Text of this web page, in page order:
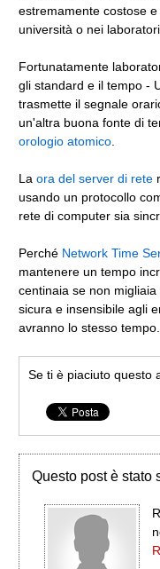
estremamente costose
università o nei
Fortunatamente
gli standard e il tempo -
trasmette il segnale
un'altra buona fonte di
orologio atomico
La ora del server di rete
usando un protocollo
rete di computer sia
Perché Network Time
mantenere un tempo
centinaia se non
sicura e insensibile agli
avranno lo stesso tempo.
Se ti è piaciuto questo
Questo post è stato